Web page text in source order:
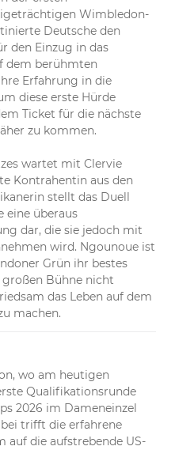
keinen einzigen
veredelt das erste
ersten Durchgang.
Wimbledon-
Deutsche den
den Einzug in das
dem berühmten
Erfahrung in die
diese erste Hürde
Ticket für die nächste
zu kommen.
wartet mit Clervie
Kontrahentin aus den
stellt das Duell
eine überaus
dar, die sie jedoch mit
wird. Ngounoue ist
Grün ihr bestes
großen Bühne nicht
das Leben auf dem
machen.
wo am heutigen
Qualifikationsrunde
2026 im Dameneinzel
trifft die erfahrene
auf die aufstrebende US-